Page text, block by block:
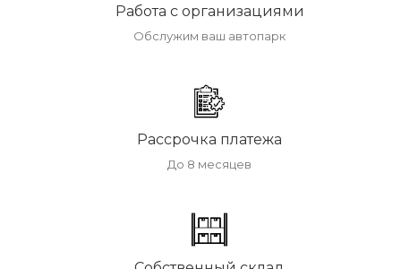
Работа с организациями
Обслужим ваш автопарк
Рассрочка платежа
До 8 месяцев